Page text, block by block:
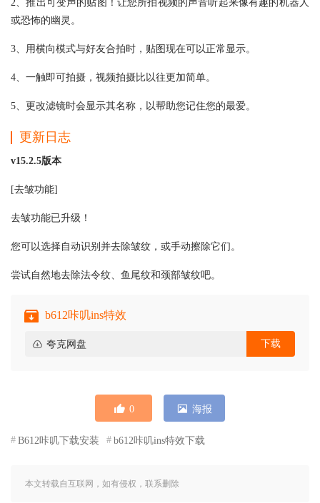
2、推出可变声的贴图！让您所拍视频的声音听起来像有趣的机器人
或恐怖的幽灵。
3、用横向模式与好友合拍时，贴图现在可以正常显示。
4、一触即可拍摄，视频拍摄比以往更加简单。
5、更改滤镜时会显示其名称，以帮助您记住您的最爱。
更新日志
v15.2.5版本
[去皱功能]
去皱功能已升级！
您可以选择自动识别并去除皱纹，或手动擦除它们。
尝试自然地去除法令纹、鱼尾纹和颈部皱纹吧。
b612咔叽ins特效
夸克网盘 下载
0 海报
B612咔叽下载安装 b612咔叽ins特效下载
本文转载自互联网，如有侵权，联系删除